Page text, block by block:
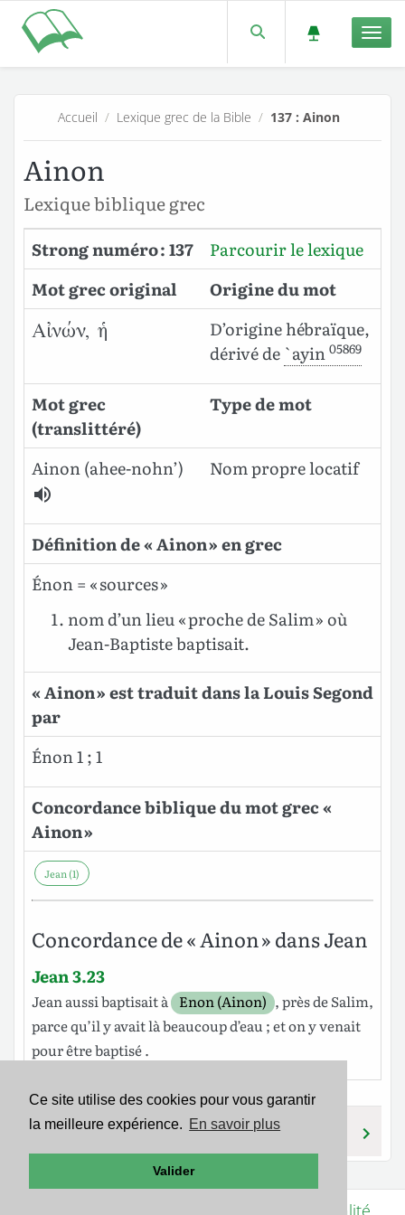
Ce site utilise des cookies pour vous garantir
la meilleure expérience. En savoir plus
Valider
Accueil / Lexique grec de la Bible / 137 : Ainon
Ainon
Lexique biblique grec
Strong numéro : 137
Parcourir le lexique
Mot grec original
Origine du mot
Αἰνών, ἡ
D’origine hébraïque,
dérivé de `ayin 05869
Mot grec
(translittéré)
Type de mot
Ainon (ahee-nohn’) Nom propre locatif
Définition de « Ainon » en grec
Énon = « sources »
nom d’un lieu « proche de Salim » où
Jean-Baptiste baptisait.
« Ainon » est traduit dans la Louis Segond
par
Énon 1 ; 1
Concordance biblique du mot grec «
Ainon »
Jean (1)
Concordance de « Ainon » dans Jean
Jean 3.23
Jeanaussibaptisaità Enon (Ainon) ,prèsdeSalim,
parce qu’il yavaitlàbeaucoupd’eau;eton yvenait
pour êtrebaptisé.
AINOS HAIREOMAI
Politique de confidentialité